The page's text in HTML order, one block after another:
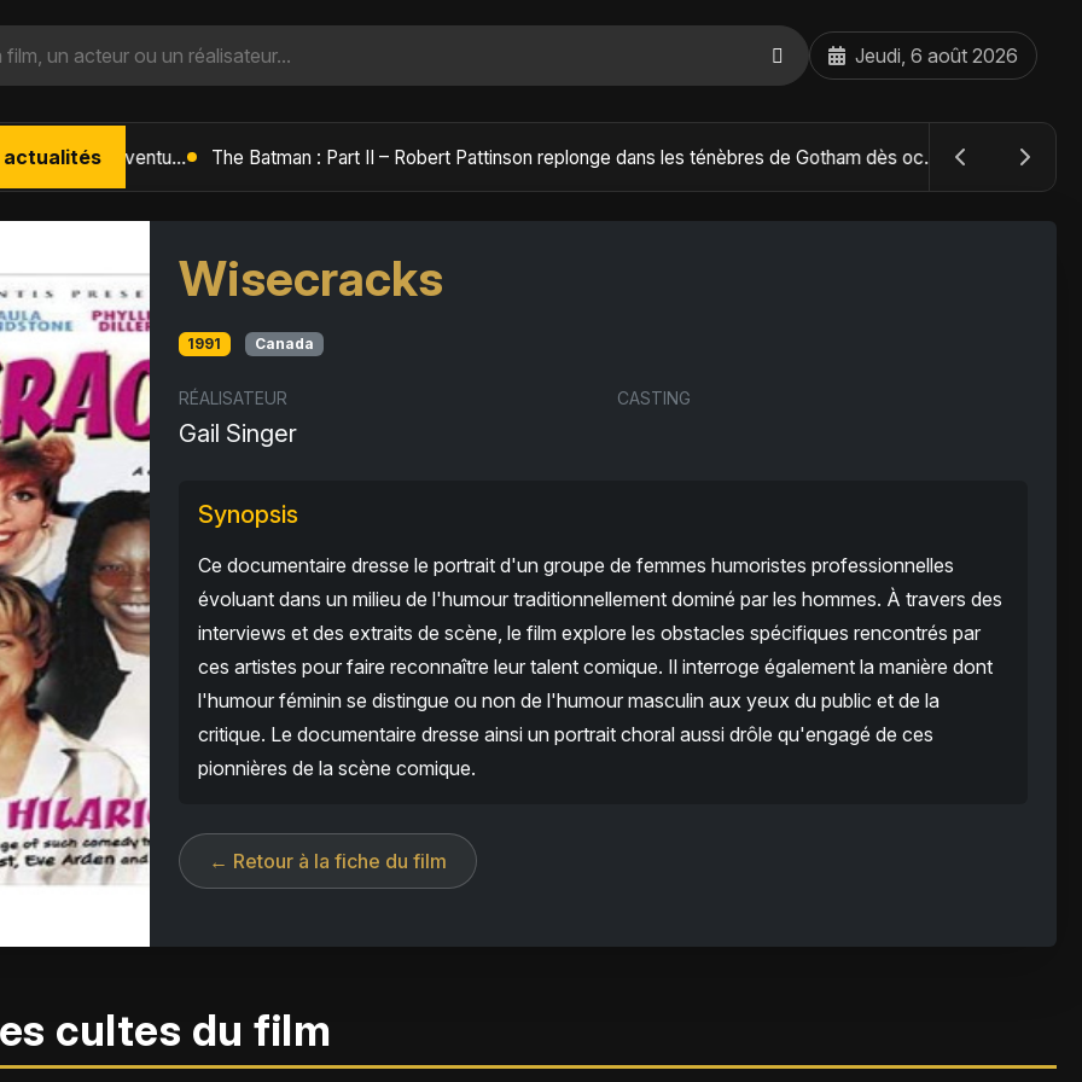
Jeudi, 6 août 2026
actualités L'Âge de Glace : Le Réveil du Volcan – Manny, Sid et Diego de retour pour une aventure explosive The Batman : Part II – Robert Pattinson replonge dans les ténèbres de Gotham dès octobre 2027
Wisecracks
1991 Canada
RÉALISATEUR
Gail Singer
CASTING
Synopsis
Ce documentaire dresse le portrait d'un groupe de femmes humoristes professionnelles
évoluant dans un milieu de l'humour traditionnellement dominé par les hommes. À travers des
interviews et des extraits de scène, le film explore les obstacles spécifiques rencontrés par
ces artistes pour faire reconnaître leur talent comique. Il interroge également la manière dont
l'humour féminin se distingue ou non de l'humour masculin aux yeux du public et de la
critique. Le documentaire dresse ainsi un portrait choral aussi drôle qu'engagé de ces
pionnières de la scène comique.
← Retour à la fiche du film
cultes du film